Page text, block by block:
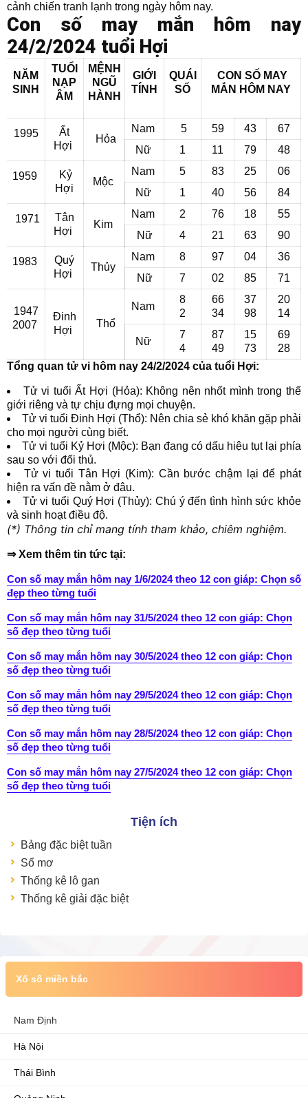
cảnh chiến tranh lạnh trong ngày hôm nay.
Con số may mắn hôm nay
24/2/2024 tuổi Hợi
NĂM
SINH
TUỔI
NẠP
ÂM
MỆNH
NGŨ
HÀNH
GIỚI
TÍNH
QUÁI
SỐ
CON SỐ MAY
MẮN HÔM NAY
1995
Ất
Hợi
Hỏa
Nam 5 59 43
67
Nữ
1 11 79 48
1959
Kỷ
Hợi
Mộc
Nam 5 83 25
06
Nữ
1 40 56 84
1971
Tân
Hợi
Kim
Nam 2 76 18
55
Nữ
4 21 63 90
1983
Quý
Hợi
Thủy
Nam 8 97 04
36
Nữ
7 02 85 71
1947
2007
Đinh
Hợi
Thổ
Nam
8
2
66
34
37
98
20
14
Nữ
7
4
87
49
15
73
69
28
Tổng quan tử vi hôm nay 24/2/2024 của tuổi Hợi:
Tử vi tuổi Ất Hợi (Hỏa): Không nên nhốt mình trong thế
giới riêng và tự chịu đựng mọi chuyện.
Tử vi tuổi Đinh Hợi (Thổ): Nên chia sẻ khó khăn gặp phải
cho mọi người cùng biết.
Tử vi tuổi Kỷ Hợi (Mộc): Bạn đang có dấu hiệu tụt lại phía
sau so với đối thủ.
Tử vi tuổi Tân Hợi (Kim): Cần bước chậm lại để phát
hiện ra vấn đề nằm ở đâu.
Tử vi tuổi Quý Hợi (Thủy): Chú ý đến tình hình sức khỏe
và sinh hoạt điều độ.
(*) Thông tin chỉ mang tính tham khảo, chiêm nghiệm.
⇒ Xem thêm tin tức tại:
Con số may mắn hôm nay 1/6/2024 theo 12 con giáp: Chọn số
đẹp theo từng tuổi
Con số may mắn hôm nay 31/5/2024 theo 12 con giáp: Chọn
số đẹp theo từng tuổi
Con số may mắn hôm nay 30/5/2024 theo 12 con giáp: Chọn
số đẹp theo từng tuổi
Con số may mắn hôm nay 29/5/2024 theo 12 con giáp: Chọn
số đẹp theo từng tuổi
Con số may mắn hôm nay 28/5/2024 theo 12 con giáp: Chọn
số đẹp theo từng tuổi
Con số may mắn hôm nay 27/5/2024 theo 12 con giáp: Chọn
số đẹp theo từng tuổi
Tiện ích
Bảng đặc biệt tuần
Sổ mơ
Thống kê lô gan
Thống kê giải đặc biệt
Xổ số miền bắc
Nam Định
Hà Nội
Thái Bình